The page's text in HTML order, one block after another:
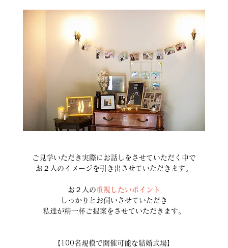
ご見学いただき実際にお話しをさせていただく中で
お２人のイメージを引き出させていただきます。
お２人の重視したいポイント
しっかりとお伺いさせていただき
私達が精一杯ご提案をさせていただきます。
【100名規模で開催可能な結婚式場】